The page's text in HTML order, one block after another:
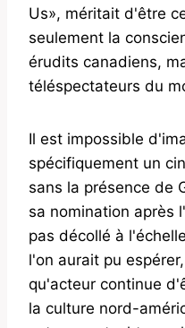
Us», méritait d'être
seulement la
érudits canadiens,
téléspectateurs du
Il est impossible
spécifiquement un
sans la présence de
sa nomination après
pas décollé à
l'on aurait pu
qu'acteur continue
la culture nord-